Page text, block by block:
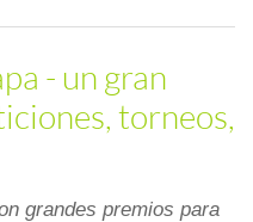
- un gran
torneos,
grandes premios para